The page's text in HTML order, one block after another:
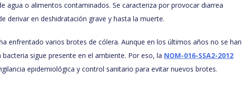
agua o alimentos contaminados. Se caracteriza por provocar diarrea
derivar en deshidratación grave y hasta la muerte.
enfrentado varios brotes de cólera. Aunque en los últimos años no se han
sigue presente en el ambiente. Por eso, la NOM-016-SSA2-2012
epidemiológica y control sanitario para evitar nuevos brotes.